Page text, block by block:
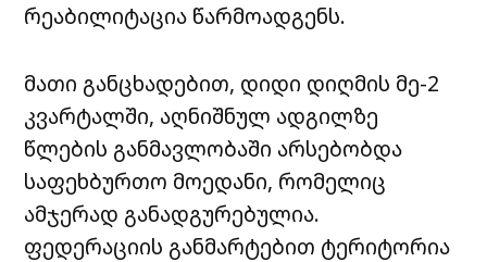
რეაბილიტაცია წარმოადგენს.
მათი განცხადებით, დიდი დიღმის მე-2
კვარტალში, აღნიშნულ ადგილზე
წლების განმავლობაში არსებობდა
საფეხბურთო მოედანი, რომელიც
ამჯერად განადგურებულია.
ფედერაციის განმარტებით ტერიტორია